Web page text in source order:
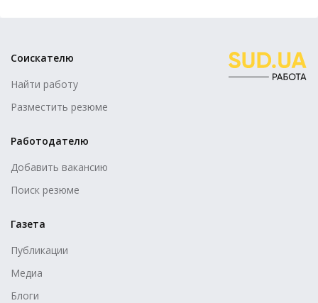
Соискателю
Найти работу
Разместить резюме
Работодателю
Добавить вакансию
Поиск резюме
Газета
Публикации
Медиа
Блоги